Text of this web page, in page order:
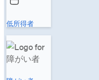
低所得者